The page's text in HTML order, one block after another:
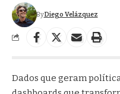
ByDiego Velázquez
Dados que geram